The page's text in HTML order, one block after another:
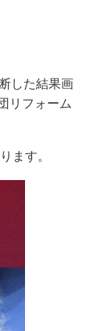
した結果画
リフォーム
ます。